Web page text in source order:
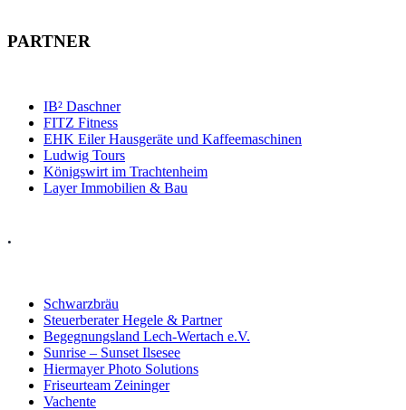
PARTNER
IB² Daschner
FITZ Fitness
EHK Eiler Hausgeräte und Kaffeemaschinen
Ludwig Tours
Königswirt im Trachtenheim
Layer Immobilien & Bau
.
Schwarzbräu
Steuerberater Hegele & Partner
Begegnungsland Lech-Wertach e.V.
Sunrise – Sunset Ilsesee
Hiermayer Photo Solutions
Friseurteam Zeininger
Vachente